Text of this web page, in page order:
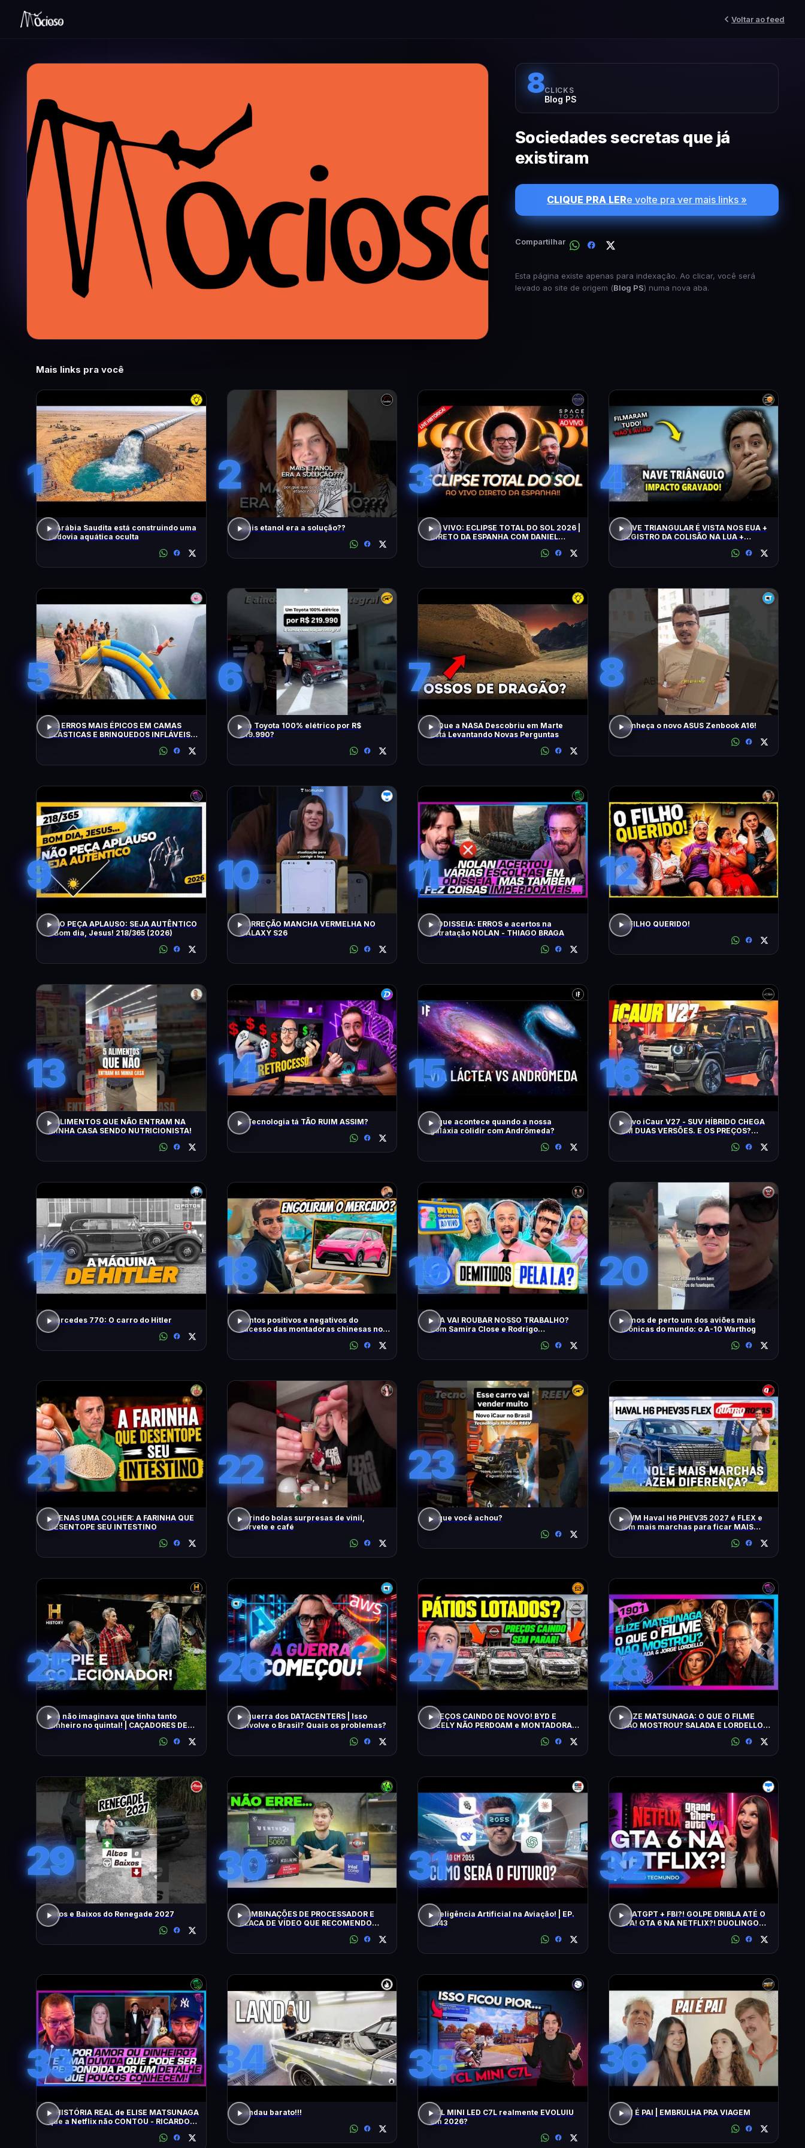
Voltar ao feed
8CLICKS
Blog PS
Sociedades secretas que já
existiram
CLIQUE PRA LERe volte pra ver mais links »
Compartilhar
Esta página existe apenas para indexação. Ao clicar, você será
levado ao site de origem (Blog PS) numa nova aba.
Mais links pra você
1
A Arábia Saudita está construindo uma
rodovia aquática oculta
2
Mais etanol era a solução??
3
AO VIVO: ECLIPSE TOTAL DO SOL 2026 |
DIRETO DA ESPANHA COM DANIEL
4
NAVE TRIANGULAR É VISTA NOS EUA +
REGISTRO DA COLISÃO NA LUA +
5
OS ERROS MAIS ÉPICOS EM CAMAS
ELÁSTICAS E BRINQUEDOS INFLÁVEIS
6
Um Toyota 100% elétrico por R$
219.990?
7
O Que a NASA Descobriu em Marte
Está Levantando Novas Perguntas
8
Conheça o novo ASUS Zenbook A16!
9
NÃO PEÇA APLAUSO: SEJA AUTÊNTICO
- Bom dia, Jesus! 218/365 (2026)
10
CORREÇÃO MANCHA VERMELHA NO
GALAXY S26
11
A ODISSEIA: ERROS e acertos na
retratação NOLAN - THIAGO BRAGA
12
O FILHO QUERIDO!
13
5 ALIMENTOS QUE NÃO ENTRAM NA
MINHA CASA SENDO NUTRICIONISTA!
14
A Tecnologia tá TÃO RUIM ASSIM?
15
O que acontece quando a nossa
galáxia colidir com Andrômeda?
16
Novo iCaur V27 - SUV HÍBRIDO CHEGA
EM DUAS VERSÕES. E OS PREÇOS?
17
Mercedes 770: O carro do Hitler
18
Pontos positivos e negativos do
sucesso das montadoras chinesas no
19
A IA VAI ROUBAR NOSSO TRABALHO?
com Samira Close e Rodrigo
20
Vimos de perto um dos aviões mais
icônicas do mundo: o A-10 Warthog
21
APENAS UMA COLHER: A FARINHA QUE
DESENTOPE SEU INTESTINO
22
abrindo bolas surpresas de vinil,
sorvete e café
23
O que você achou?
24
GWM Haval H6 PHEV35 2027 é FLEX e
tem mais marchas para ficar MAIS
25
Ele não imaginava que tinha tanto
dinheiro no quintal! | CAÇADORES DE
26
A guerra dos DATACENTERS | Isso
envolve o Brasil? Quais os problemas?
27
PREÇOS CAINDO DE NOVO! BYD E
GEELY NÃO PERDOAM e MONTADORAS
28
ELIZE MATSUNAGA: O QUE O FILME
NÃO MOSTROU? SALADA E LORDELLO -
29
Altos e Baixos do Renegade 2027
30
COMBINAÇÕES DE PROCESSADOR E
PLACA DE VÍDEO QUE RECOMENDO
31
Inteligência Artificial na Aviação! | EP.
1443
32
CHATGPT + FBI?! GOLPE DRIBLA ATÉ O
2FA! GTA 6 NA NETFLIX?! DUOLINGO
33
A HISTÓRIA REAL de ELISE MATSUNAGA
que a Netflix não CONTOU - RICARDO
34
Landau barato!!!
35
TCL MINI LED C7L realmente EVOLUIU
em 2026?
36
PAI É PAI | EMBRULHA PRA VIAGEM